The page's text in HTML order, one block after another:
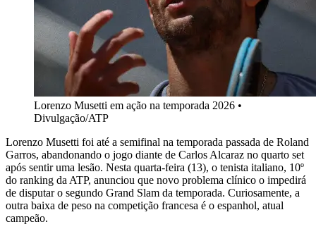
Lorenzo Musetti em ação na temporada 2026 •
Divulgação/ATP
Lorenzo Musetti foi até a semifinal na temporada passada de Roland
Garros, abandonando o jogo diante de Carlos Alcaraz no quarto set
após sentir uma lesão. Nesta quarta-feira (13), o tenista italiano, 10º
do ranking da ATP, anunciou que novo problema clínico o impedirá
de disputar o segundo Grand Slam da temporada. Curiosamente, a
outra baixa de peso na competição francesa é o espanhol, atual
campeão.